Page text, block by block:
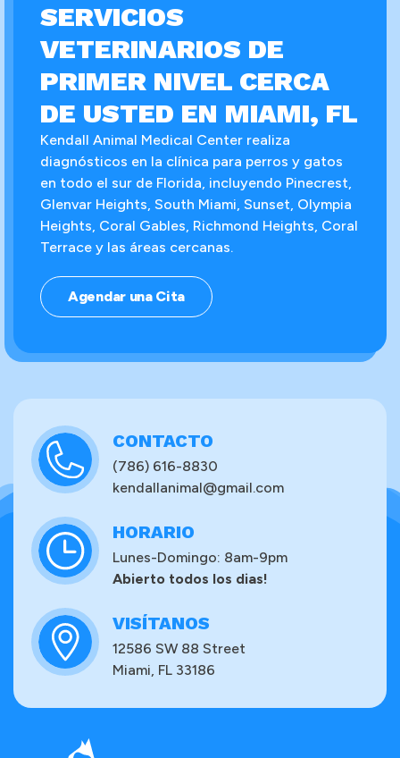
SERVICIOS
VETERINARIOS DE
PRIMER NIVEL CERCA
DE USTED EN MIAMI, FL
Kendall Animal Medical Center realiza
diagnósticos en la clínica para perros y gatos
en todo el sur de Florida, incluyendo Pinecrest,
Glenvar Heights, South Miami, Sunset, Olympia
Heights, Coral Gables, Richmond Heights, Coral
Terrace y las áreas cercanas.
Agendar una Cita
CONTACTO
(786) 616-8830
kendallanimal@gmail.com
HORARIO
Lunes-Domingo: 8am-9pm
Abierto todos los dias!
VISÍTANOS
12586 SW 88 Street
Miami, FL 33186